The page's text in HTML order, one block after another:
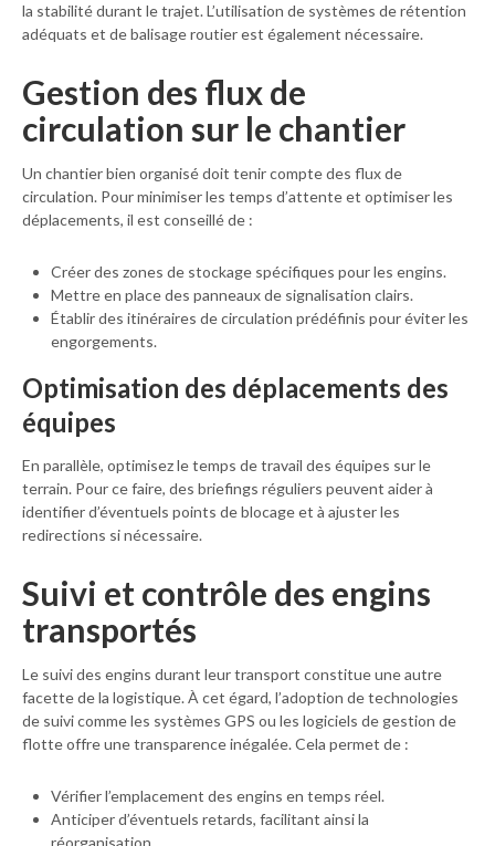
la stabilité durant le trajet. L’utilisation de systèmes de rétention
adéquats et de balisage routier est également nécessaire.
Gestion des flux de
circulation sur le chantier
Un chantier bien organisé doit tenir compte des flux de
circulation. Pour minimiser les temps d’attente et optimiser les
déplacements, il est conseillé de :
Créer des zones de stockage spécifiques pour les engins.
Mettre en place des panneaux de signalisation clairs.
Établir des itinéraires de circulation prédéfinis pour éviter les
engorgements.
Optimisation des déplacements des
équipes
En parallèle, optimisez le temps de travail des équipes sur le
terrain. Pour ce faire, des briefings réguliers peuvent aider à
identifier d’éventuels points de blocage et à ajuster les
redirections si nécessaire.
Suivi et contrôle des engins
transportés
Le suivi des engins durant leur transport constitue une autre
facette de la logistique. À cet égard, l’adoption de technologies
de suivi comme les systèmes GPS ou les logiciels de gestion de
flotte offre une transparence inégalée. Cela permet de :
Vérifier l’emplacement des engins en temps réel.
Anticiper d’éventuels retards, facilitant ainsi la
réorganisation.